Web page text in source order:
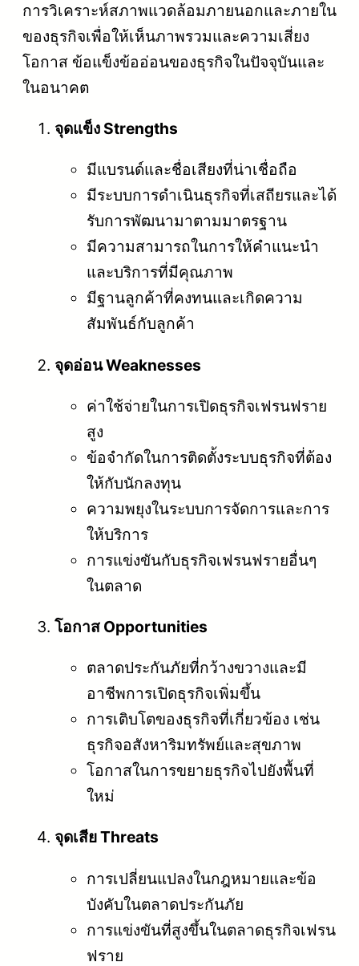
การวิเคราะห์สภาพแวดล้อมภายนอกและภายใน
ของธุรกิจเพื่อให้เห็นภาพรวมและความเสี่ยง
โอกาส ข้อแข็งข้ออ่อนของธุรกิจในปัจจุบันและ
ในอนาคต
จุดแข็ง Strengths
มีแบรนด์และชื่อเสียงที่น่าเชื่อถือ
มีระบบการดำเนินธุรกิจที่เสถียรและได้
รับการพัฒนามาตามมาตรฐาน
มีความสามารถในการให้คำแนะนำ
และบริการที่มีคุณภาพ
มีฐานลูกค้าที่คงทนและเกิดความ
สัมพันธ์กับลูกค้า
จุดอ่อน Weaknesses
ค่าใช้จ่ายในการเปิดธุรกิจเฟรนฟราย
สูง
ข้อจำกัดในการติดตั้งระบบธุรกิจที่ต้อง
ให้กับนักลงทุน
ความพยุงในระบบการจัดการและการ
ให้บริการ
การแข่งขันกับธุรกิจเฟรนฟรายอื่นๆ
ในตลาด
โอกาส Opportunities
ตลาดประกันภัยที่กว้างขวางและมี
อาชีพการเปิดธุรกิจเพิ่มขึ้น
การเติบโตของธุรกิจที่เกี่ยวข้อง เช่น
ธุรกิจอสังหาริมทรัพย์และสุขภาพ
โอกาสในการขยายธุรกิจไปยังพื้นที่
ใหม่
จุดเสีย Threats
การเปลี่ยนแปลงในกฎหมายและข้อ
บังคับในตลาดประกันภัย
การแข่งขันที่สูงขึ้นในตลาดธุรกิจเฟรน
ฟราย